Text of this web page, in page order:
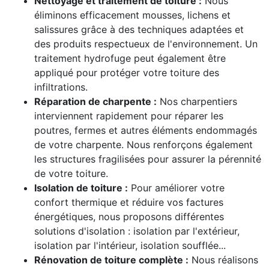
éliminons efficacement mousses, lichens et
salissures grâce à des techniques adaptées et
des produits respectueux de l'environnement. Un
traitement hydrofuge peut également être
appliqué pour protéger votre toiture des
infiltrations.
Réparation de charpente : Nos charpentiers
interviennent rapidement pour réparer les
poutres, fermes et autres éléments endommagés
de votre charpente. Nous renforçons également
les structures fragilisées pour assurer la pérennité
de votre toiture.
Isolation de toiture : Pour améliorer votre
confort thermique et réduire vos factures
énergétiques, nous proposons différentes
solutions d'isolation : isolation par l'extérieur,
isolation par l'intérieur, isolation soufflée...
Rénovation de toiture complète : Nous réalisons